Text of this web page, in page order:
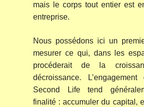
mais le corps tout entier est
entreprise.
Nous possédons ici un
mesurer ce qui, dans les
procéderait de la
décroissance.
Second Life tend
finalité : accumuler du capital,